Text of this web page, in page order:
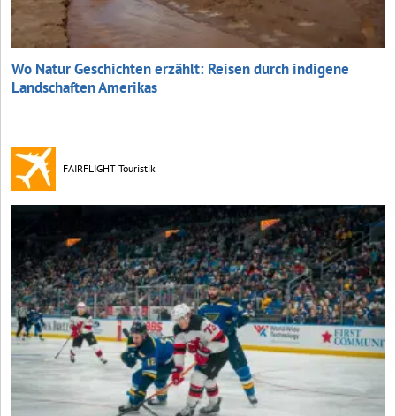
Wo Natur Geschichten erzählt: Reisen durch indigene
Landschaften Amerikas
FAIRFLIGHT Touristik